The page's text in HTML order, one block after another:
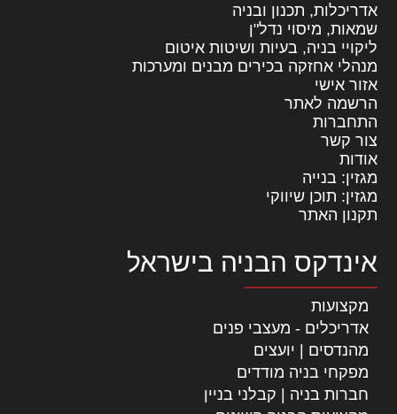
אדריכלות, תכנון ובניה
שמאות, מיסוי נדל"ן
ליקויי בניה, בעיות ושיטות איטום
מנהלי אחזקה בכירים מבנים ומערכות
אזור אישי
הרשמה לאתר
התחברות
צור קשר
אודות
מגזין: בנייה
מגזין: תוכן שיווקי
תקנון האתר
אינדקס הבניה בישראל
מקצועות
אדריכלים - מעצבי פנים
מהנדסים | יועצים
מפקחי בניה מודדים
חברות בניה | קבלני בניין